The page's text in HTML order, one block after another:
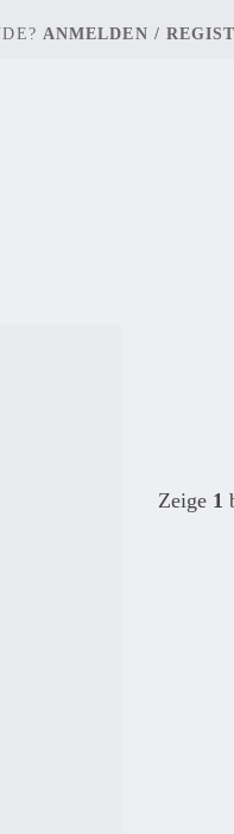
ANMELDEN /
Zeige 1